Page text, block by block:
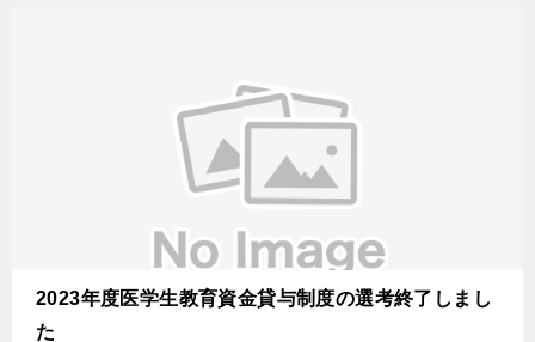
2023年度医学生教育資金貸与制度の選考終了しまし
た